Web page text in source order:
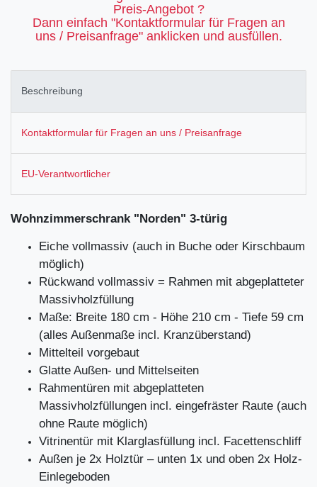
Preis-Angebot ?
Dann einfach "Kontaktformular für Fragen an
uns / Preisanfrage" anklicken und ausfüllen.
Beschreibung
Kontaktformular für Fragen an uns / Preisanfrage
EU-Verantwortlicher
Wohnzimmerschrank "Norden" 3-türig
Eiche vollmassiv (auch in Buche oder Kirschbaum
möglich)
Rückwand vollmassiv = Rahmen mit abgeplatteter
Massivholzfüllung
Maße: Breite 180 cm - Höhe 210 cm - Tiefe 59 cm
(alles Außenmaße incl. Kranzüberstand)
Mittelteil vorgebaut
Glatte Außen- und Mittelseiten
Rahmentüren mit abgeplatteten
Massivholzfüllungen incl. eingefräster Raute (auch
ohne Raute möglich)
Vitrinentür mit Klarglasfüllung incl. Facettenschliff
Außen je 2x Holztür – unten 1x und oben 2x Holz-
Einlegeboden